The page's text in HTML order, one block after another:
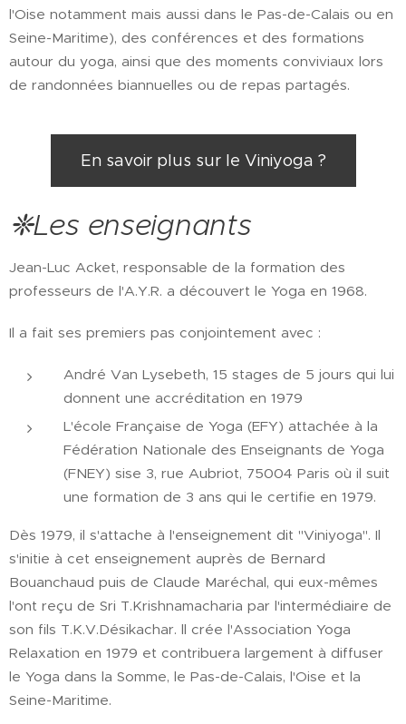
l'Oise notamment mais aussi dans le Pas-de-Calais ou en
Seine-Maritime), des conférences et des formations
autour du yoga, ainsi que des moments conviviaux lors
de randonnées biannuelles ou de repas partagés.
En savoir plus sur le Viniyoga ?
❈Les enseignants
Jean-Luc Acket, responsable de la formation des
professeurs de l'A.Y.R. a découvert le Yoga en 1968.
Il a fait ses premiers pas conjointement avec :
André Van Lysebeth, 15 stages de 5 jours qui lui
donnent une accréditation en 1979
L'école Française de Yoga (EFY) attachée à la
Fédération Nationale des Enseignants de Yoga
(FNEY) sise 3, rue Aubriot, 75004 Paris où il suit
une formation de 3 ans qui le certifie en 1979.
Dès 1979, il s'attache à l'enseignement dit "Viniyoga". Il
s'initie à cet enseignement auprès de Bernard
Bouanchaud puis de Claude Maréchal, qui eux-mêmes
l'ont reçu de Sri T.Krishnamacharia par l'intermédiaire de
son fils T.K.V.Désikachar. ll crée l'Association Yoga
Relaxation en 1979 et contribuera largement à diffuser
le Yoga dans la Somme, le Pas-de-Calais, l'Oise et la
Seine-Maritime.